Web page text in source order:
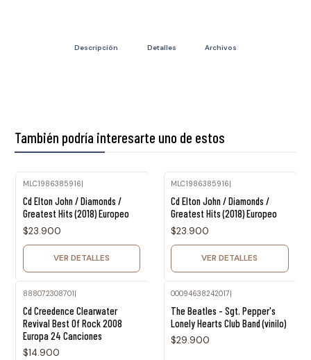
Descripción Detalles Archivos
También podría interesarte uno de estos
MLC1986385916|
Cd Elton John / Diamonds /
Greatest Hits (2018) Europeo
$23.900
VER DETALLES
MLC1986385916|
Cd Elton John / Diamonds /
Greatest Hits (2018) Europeo
$23.900
VER DETALLES
888072308701|
Cd Creedence Clearwater
Revival Best Of Rock 2008
Europa 24 Canciones
$14.900
00094638242017|
The Beatles - Sgt. Pepper's
Lonely Hearts Club Band (vinilo)
$29.900